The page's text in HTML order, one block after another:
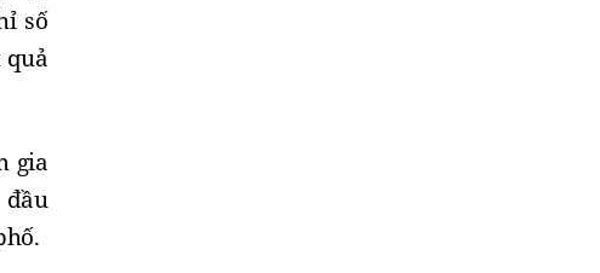
số
quả
gia
đầu